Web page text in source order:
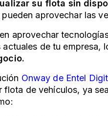
su flota sin
aprovechar las
aprovechar
de tu empresa,
Onway de Entel
flota de vehículos, ya